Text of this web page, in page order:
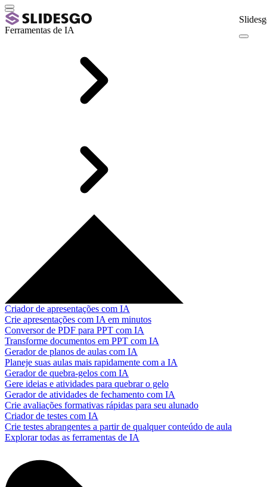
Ferramentas de IA
Criador de apresentações com IA
Crie apresentações com IA em minutos
Conversor de PDF para PPT com IA
Transforme documentos em PPT com IA
Gerador de planos de aulas com IA
Planeje suas aulas mais rapidamente com a IA
Gerador de quebra-gelos com IA
Gere ideias e atividades para quebrar o gelo
Gerador de atividades de fechamento com IA
Crie avaliações formativas rápidas para seu alunado
Criador de testes com IA
Crie testes abrangentes a partir de qualquer conteúdo de aula
Explorar todas as ferramentas de IA